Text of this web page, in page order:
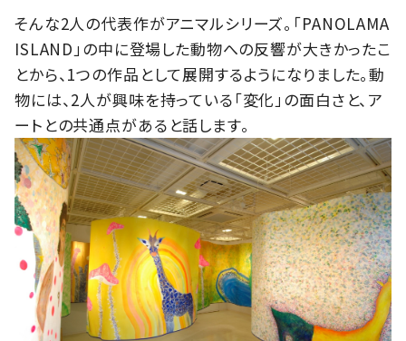
そんな2人の代表作がアニマルシリーズ。「PANOLAMA
ISLAND」の中に登場した動物への反響が大きかったこ
とから、1つの作品として展開するようになりました。動
物には、2人が興味を持っている「変化」の面白さと、ア
ートとの共通点があると話します。